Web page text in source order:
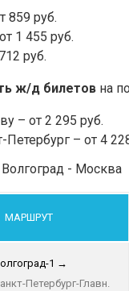
859 руб.
1 455 руб.
руб.
ж/д билетов на
– от 2 295 руб.
Петербург – от 4
- Москва
МАРШРУТ
1 →
Петербург-Главн.